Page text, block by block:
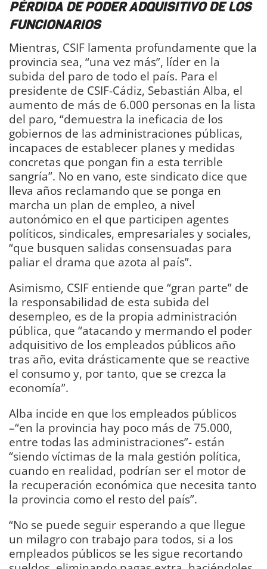
PÉRDIDA DE PODER ADQUISITIVO DE LOS
FUNCIONARIOS
Mientras, CSIF lamenta profundamente que la
provincia sea, “una vez más”, líder en la
subida del paro de todo el país. Para el
presidente de CSIF-Cádiz, Sebastián Alba, el
aumento de más de 6.000 personas en la lista
del paro, “demuestra la ineficacia de los
gobiernos de las administraciones públicas,
incapaces de establecer planes y medidas
concretas que pongan fin a esta terrible
sangría”. No en vano, este sindicato dice que
lleva años reclamando que se ponga en
marcha un plan de empleo, a nivel
autonómico en el que participen agentes
políticos, sindicales, empresariales y sociales,
“que busquen salidas consensuadas para
paliar el drama que azota al país”.
Asimismo, CSIF entiende que “gran parte” de
la responsabilidad de esta subida del
desempleo, es de la propia administración
pública, que “atacando y mermando el poder
adquisitivo de los empleados públicos año
tras año, evita drásticamente que se reactive
el consumo y, por tanto, que se crezca la
economía”.
Alba incide en que los empleados públicos
–“en la provincia hay poco más de 75.000,
entre todas las administraciones”- están
“siendo víctimas de la mala gestión política,
cuando en realidad, podrían ser el motor de
la recuperación económica que necesita tanto
la provincia como el resto del país”.
“No se puede seguir esperando a que llegue
un milagro con trabajo para todos, si a los
empleados públicos se les sigue recortando